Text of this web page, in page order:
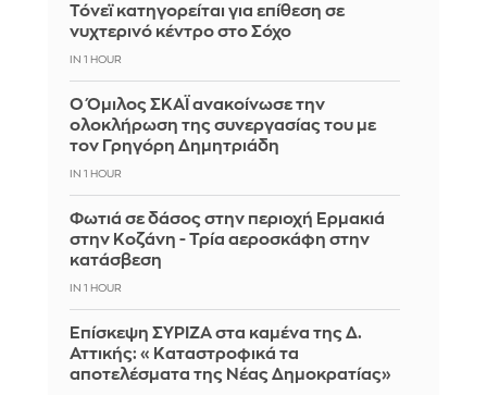
Τόνεϊ κατηγορείται για επίθεση σε
νυχτερινό κέντρο στο Σόχο
IN 1 HOUR
Ο Όμιλος ΣΚΑΪ ανακοίνωσε την
ολοκλήρωση της συνεργασίας του με
τον Γρηγόρη Δημητριάδη
IN 1 HOUR
Φωτιά σε δάσος στην περιοχή Ερμακιά
στην Κοζάνη - Τρία αεροσκάφη στην
κατάσβεση
IN 1 HOUR
Επίσκεψη ΣΥΡΙΖΑ στα καμένα της Δ.
Αττικής: «Καταστροφικά τα
αποτελέσματα της Νέας Δημοκρατίας»